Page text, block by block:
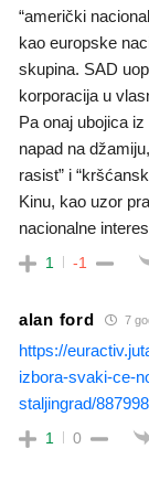
“američki
kao europske
skupina. SAD
korporacija u
Pa onaj ubojica
napad na
rasist” i
Kinu, kao uzor
nacionalne
1 -1
alan ford 7
https://
izbora-svaki-ce-
staljingrad/
1 0